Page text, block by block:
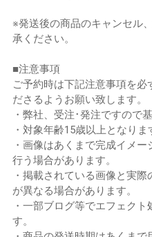
※発送後の商品のキャンセル
承ください。
■注意事項
ご予約時は下記注意事項を必
ださるようお願い致します。
・弊社、受注･発注ですので
・対象年齢15歳以上となりま
・画像はあくまで完成イメ
行う場合があります。
・掲載されている画像と実
が異なる場合があります。
・一部ブログ等でエフェク
す。